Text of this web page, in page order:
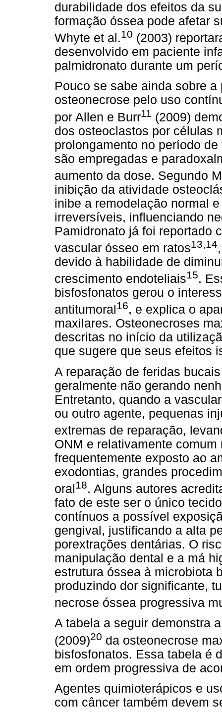
durabilidade dos efeitos da
formação óssea pode afetar
Whyte et al.10 (2003)
desenvolvido em paciente
palmidronato durante um
Pouco se sabe ainda sobre
osteonecrose pelo uso
por Allen e Burr11 (2009)
dos osteoclastos por células
prolongamento no período
são empregadas e
aumento da dose. Segundo
inibição da atividade
inibe a remodelação normal
irreversíveis, influenciando
Pamidronato já foi reportado
vascular ósseo em ratos13,14
devido à habilidade de
crescimento endoteliais15.
bisfosfonatos gerou o
antitumoral 16, e explica o
maxilares. Osteonecroses
descritas no início da
que sugere que seus efeitos
A reparação de feridas
geralmente não gerando
Entretanto, quando a
ou outro agente, pequenas
extremas de reparação,
ONM e relativamente
frequentemente exposto ao
exodontias, grandes
oral 18. Alguns autores
fato de este ser o único
contínuos a possível
gengival, justificando a alta
porextrações dentárias. O
manipulação dental e a má
estrutura óssea à microbiota
produzindo dor significante,
necrose óssea progressiva
A tabela a seguir demonstra
(2009)20 da osteonecrose
bisfosfonatos. Essa tabela é
em ordem progressiva de
Agentes quimioterápicos e
com câncer também devem